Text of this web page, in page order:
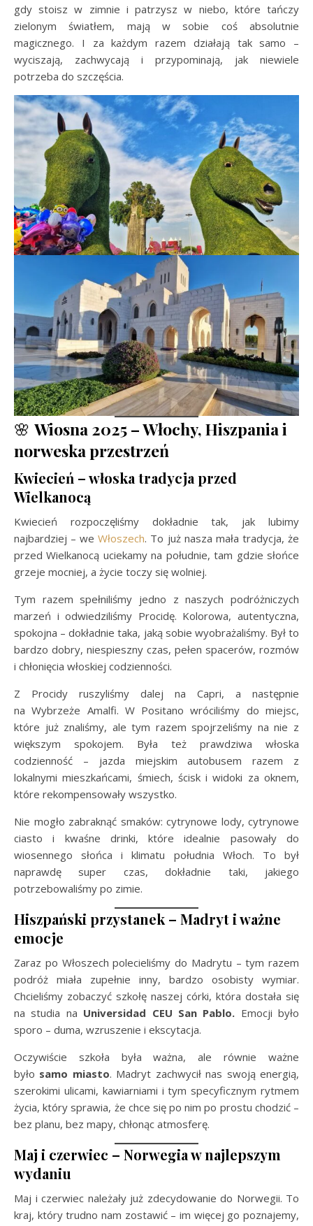
gdy stoisz w zimnie i patrzysz w niebo, które tańczy
zielonym światłem, mają w sobie coś absolutnie
magicznego. I za każdym razem działają tak samo –
wyciszają, zachwycają i przypominają, jak niewiele
potrzeba do szczęścia.
🌸 Wiosna 2025 – Włochy, Hiszpania i
norweska przestrzeń
Kwiecień – włoska tradycja przed
Wielkanocą
Kwiecień rozpoczęliśmy dokładnie tak, jak lubimy
najbardziej – weWłoszech. To już nasza mała tradycja, że
przed Wielkanocą uciekamy na południe, tam gdzie słońce
grzeje mocniej, a życie toczy się wolniej.
Tym razem spełniliśmy jedno z naszych podróżniczych
marzeń i odwiedziliśmy Procidę. Kolorowa, autentyczna,
spokojna – dokładnie taka, jaką sobie wyobrażaliśmy. Był to
bardzo dobry, niespieszny czas, pełen spacerów, rozmów
i chłonięcia włoskiej codzienności.
Z Procidy ruszyliśmy dalej na Capri, a następnie
na Wybrzeże Amalfi. W Positano wróciliśmy do miejsc,
które już znaliśmy, ale tym razem spojrzeliśmy na nie z
większym spokojem. Była też prawdziwa włoska
codzienność – jazda miejskim autobusem razem z
lokalnymi mieszkańcami, śmiech, ścisk i widoki za oknem,
które rekompensowały wszystko.
Nie mogło zabraknąć smaków: cytrynowe lody, cytrynowe
ciasto i kwaśne drinki, które idealnie pasowały do
wiosennego słońca i klimatu południa Włoch. To był
naprawdę super czas, dokładnie taki, jakiego
potrzebowaliśmy po zimie.
Hiszpański przystanek – Madryt i ważne
emocje
Zaraz po Włoszech polecieliśmy do Madrytu – tym razem
podróż miała zupełnie inny, bardzo osobisty wymiar.
Chcieliśmy zobaczyć szkołę naszej córki, która dostała się
na studia na Universidad CEU San Pablo. Emocji było
sporo – duma, wzruszenie i ekscytacja.
Oczywiście szkoła była ważna, ale równie ważne
było samo miasto. Madryt zachwycił nas swoją energią,
szerokimi ulicami, kawiarniami i tym specyficznym rytmem
życia, który sprawia, że chce się po nim po prostu chodzić –
bez planu, bez mapy, chłonąc atmosferę.
Maj i czerwiec – Norwegia w najlepszym
wydaniu
Maj i czerwiec należały już zdecydowanie do Norwegii. To
kraj, który trudno nam zostawić – im więcej go poznajemy,